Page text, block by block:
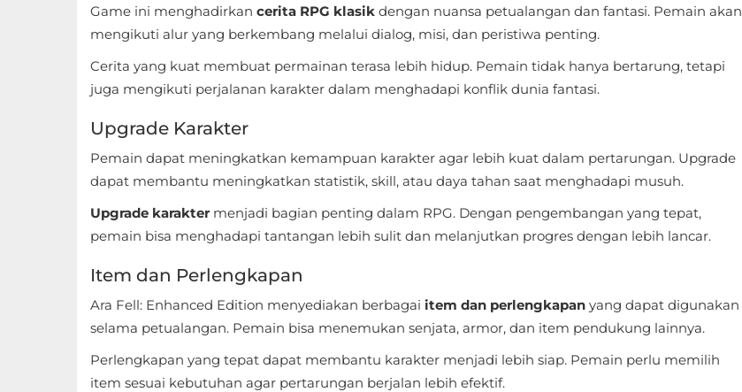
Communication
Entertainment
Game ini menghadirkan cerita RPG klasik dengan nuansa petualangan dan fantasi. Pemain akan
mengikuti alur yang berkembang melalui dialog, misi, dan peristiwa penting.
Cerita yang kuat membuat permainan terasa lebih hidup. Pemain tidak hanya bertarung, tetapi
juga mengikuti perjalanan karakter dalam menghadapi konflik dunia fantasi.
Upgrade Karakter
Pemain dapat meningkatkan kemampuan karakter agar lebih kuat dalam pertarungan. Upgrade
dapat membantu meningkatkan statistik, skill, atau daya tahan saat menghadapi musuh.
Upgrade karakter menjadi bagian penting dalam RPG. Dengan pengembangan yang tepat,
pemain bisa menghadapi tantangan lebih sulit dan melanjutkan progres dengan lebih lancar.
Item dan Perlengkapan
Ara Fell: Enhanced Edition menyediakan berbagai item dan perlengkapan yang dapat digunakan
selama petualangan. Pemain bisa menemukan senjata, armor, dan item pendukung lainnya.
Perlengkapan yang tepat dapat membantu karakter menjadi lebih siap. Pemain perlu memilih
item sesuai kebutuhan agar pertarungan berjalan lebih efektif.